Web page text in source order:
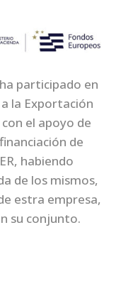
participado en
la Exportación
el apoyo de
de
habiendo
de los mismos,
estra empresa,
su conjunto.